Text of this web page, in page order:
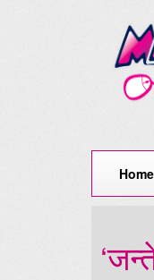
Home